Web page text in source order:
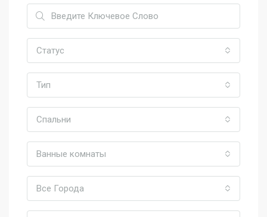
Статус
Тип
Спальни
Ванные комнаты
Все Города